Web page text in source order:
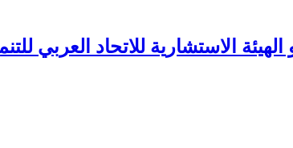
الاستشارية للاتحاد العربي